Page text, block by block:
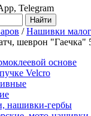
Telegram
/Нашивки
шеврон "Гаечка"
основе
Velcro
нашивки-гербы